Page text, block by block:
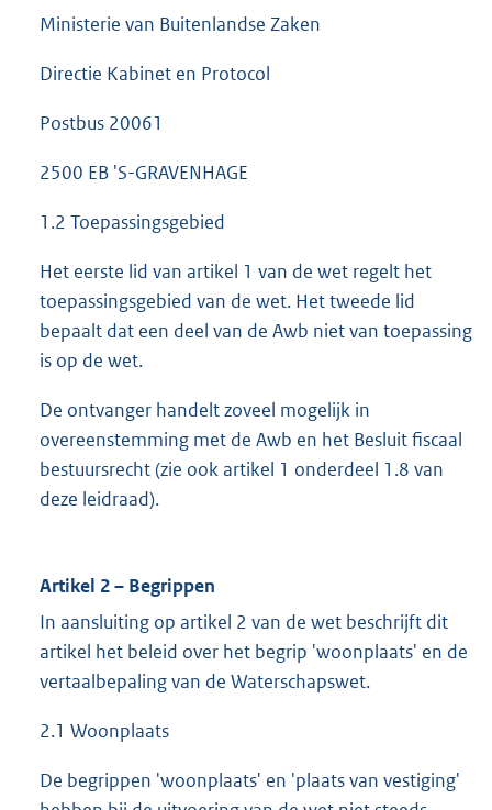
Ministerie van Buitenlandse Zaken
Directie Kabinet en Protocol
Postbus 20061
2500 EB 'S-GRAVENHAGE
1.2 Toepassingsgebied
Het eerste lid van artikel 1 van de wet regelt het
toepassingsgebied van de wet. Het tweede lid
bepaalt dat een deel van de Awb niet van toepassing
is op de wet.
De ontvanger handelt zoveel mogelijk in
overeenstemming met de Awb en het Besluit fiscaal
bestuursrecht (zie ook artikel 1 onderdeel 1.8 van
deze leidraad).
Artikel 2 – Begrippen
In aansluiting op artikel 2 van de wet beschrijft dit
artikel het beleid over het begrip 'woonplaats' en de
vertaalbepaling van de Waterschapswet.
2.1 Woonplaats
De begrippen 'woonplaats' en 'plaats van vestiging'